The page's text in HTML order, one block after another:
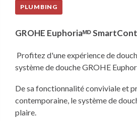
PLUMBING
GROHE Euphoriaᴹᴰ
Profitez d'une expérience de
système de douche GROHE
De sa fonctionnalité conviviale et
contemporaine, le système de
plaire.